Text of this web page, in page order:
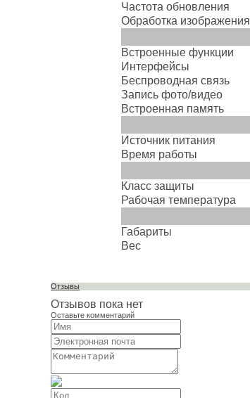
Частота обновления
Обработка изображения
Встроенные функции
Интерфейсы
Беспроводная связь
Запись фото/видео
Встроенная память
Источник питания
Время работы
Класс защиты
Рабочая температура
Габариты
Вес
Отзывы
Отзывов пока нет
Оставьте комментарий